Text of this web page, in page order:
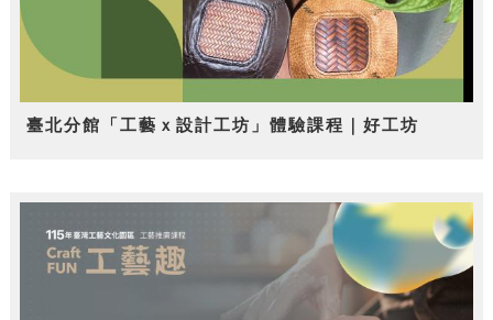
臺北分館「工藝ｘ設計工坊」體驗課程｜好工坊